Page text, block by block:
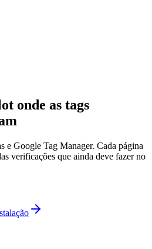
onde as tags
e Google Tag Manager. Cada página
verificações que ainda deve fazer no